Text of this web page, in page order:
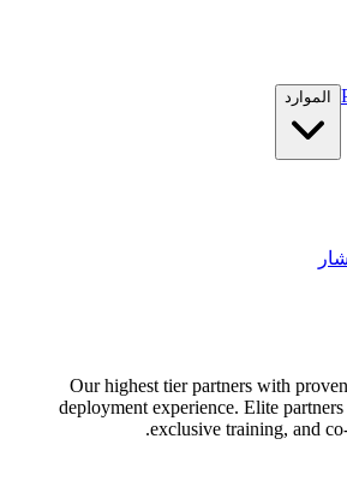
الموارد
Our highest tier partners with
deployment experience. Elite
exclusive training, and